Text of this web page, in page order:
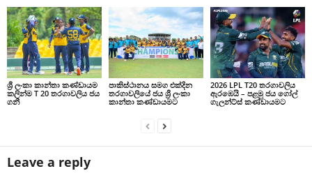
ශ්‍රී ලංකා කාන්තා කණ්ඩායම
කලින්ම T 20 තරගාවලිය ජය
ගනී
පාකිස්ථානය සමග එක්දින
තරගාවලියේ ජය ශ්‍රී ලංකා
කාන්තා කණ්ඩායමට
2026 LPL T20 තරගාවලිය
ඇරඹෙයි – පළමු ජය ගෝල්
ගැලන්ට්ස් කණ්ඩායමට
Leave a reply